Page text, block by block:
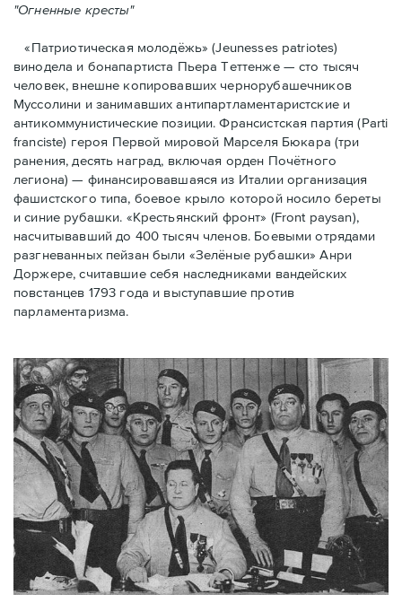
"Огненные кресты"
«Патриотическая молодёжь» (Jeunesses patriotes)
винодела и бонапартиста Пьера Тeттенже — cто тысяч
человек, внешне копировавших чернорубашечников
Муссолини и занимавших антипартламентаристские и
антикоммунистические позиции. Франсистская партия (Parti
franciste) героя Первой мировой Марселя Бюкара (три
ранения, десять наград, включая орден Почётного
легиона) — финансировавшаяся из Италии организация
фашистского типа, боевое крыло которой носило береты
и синие рубашки. «Крестьянский фронт» (Front paysan),
насчитывавший до 400 тысяч членов. Боевыми отрядами
разгневанных пейзан были «Зелёные рубашки» Анри
Доржере, считавшие себя наследниками вандейских
повстанцев 1793 года и выступавшие против
парламентаризма.